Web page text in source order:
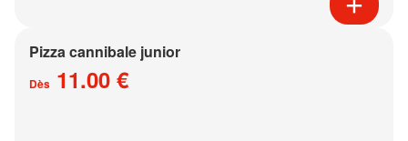
Pizza cannibale junior
Dès 11.00 €